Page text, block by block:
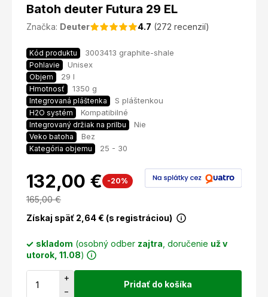
Batoh deuter Futura 29 EL
Značka: Deuter 4.7 (272 recenzií)
Kód produktu 3003413 graphite-shale
Pohlavie Unisex
Objem 29 l
Hmotnosť 1350 g
Integrovaná pláštenka S pláštenkou
H2O systém Kompatibilné
Integrovaný držiak na prilbu Nie
Veko batoha Bez
Kategória objemu 25 - 30
132,00 € -20%
165,00€
Získaj späť 2,64€ (s registráciou)
skladom (osobný odber zajtra , doručenie už v
utorok, 11.08)
+
−
Pridať do košíka